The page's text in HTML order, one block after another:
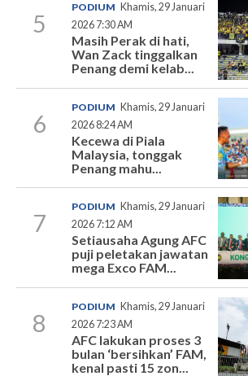
5
PODIUM Khamis, 29 Januari
2026 7:30 AM
Masih Perak di hati,
Wan Zack tinggalkan
Penang demi kelab...
6
PODIUM Khamis, 29 Januari
2026 8:24 AM
Kecewa di Piala
Malaysia, tonggak
Penang mahu...
7
PODIUM Khamis, 29 Januari
2026 7:12 AM
Setiausaha Agung AFC
puji peletakan jawatan
mega Exco FAM...
8
PODIUM Khamis, 29 Januari
2026 7:23 AM
AFC lakukan proses 3
bulan ‘bersihkan’ FAM,
kenal pasti 15 zon...